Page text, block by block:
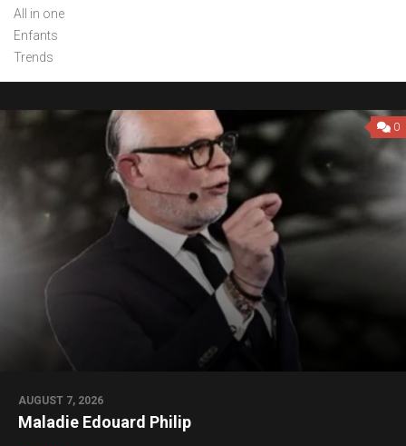
All in one
Enfants
Trends
0
AUGUST 7, 2026
Maladie Edouard Philip